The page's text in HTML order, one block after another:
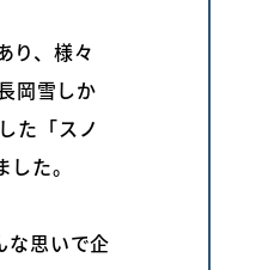
り、様々
岡雪しか
た「スノ
た。
な思いで企